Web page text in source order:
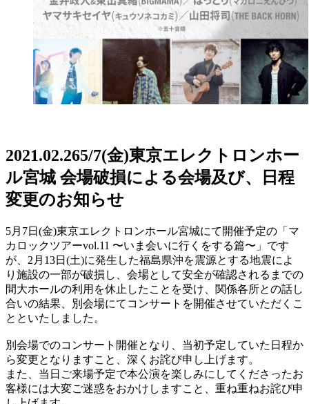
2021.02.265/7(金)東京エレクトロンホー
ル宮城 会場破損による会場及び、日程
変更のお知らせ
5月7日(金)東京エレクトロンホール宮城にて開催予定の「マ
カロックツアーvol.11 〜いま会いに行くをする篇〜」です
が、2月13日(土)に発生した福島県沖を震源とする地震によ
り施設の一部が破損し、会場として安全が確認されるまでの
間大ホールの利用を休止したことを受け、関係各所との話し
合いの結果、別会場にてコンサートを開催させていただくこ
とといたしました。
別会場でのコンサート開催となり、当初予定していた日程か
ら変更となりますこと、深くお詫び申し上げます。
また、当日ご来場予定で本公演を楽しみにしてくださったお
客様には大変ご迷惑をおかけしますこと、重ね重ねお詫び申